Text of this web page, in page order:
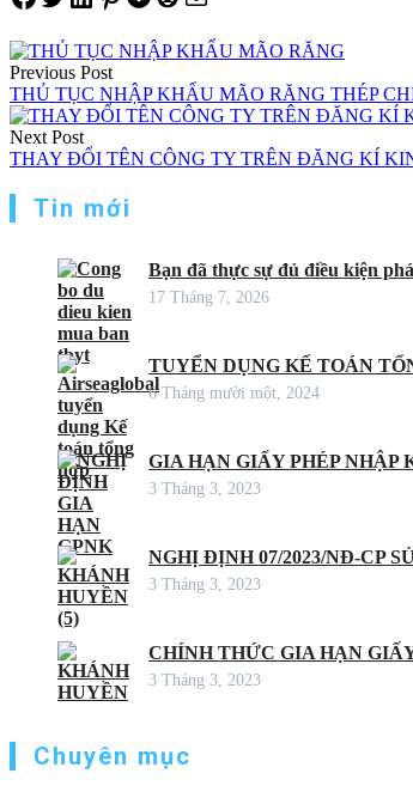
Điều
hướng
bài
viết
Previous Post
THỦ TỤC NHẬP KHẨU MÃO RĂNG THÉP
Next Post
THAY ĐỔI TÊN CÔNG TY TRÊN ĐĂNG KÍ
Tin mới
Bạn đã thực sự đủ điều kiện
17 Tháng 7, 2026
TUYỂN DỤNG KẾ TOÁN
6 Tháng mười một, 2024
GIA HẠN GIẤY PHÉP NHẬP
3 Tháng 3, 2023
NGHỊ ĐỊNH 07/2023/NĐ-CP
3 Tháng 3, 2023
CHÍNH THỨC GIA HẠN
3 Tháng 3, 2023
Chuyên mục